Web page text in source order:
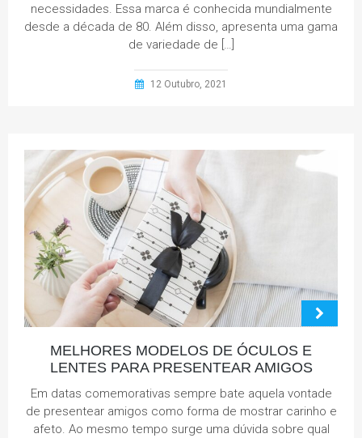
necessidades. Essa marca é conhecida mundialmente
desde a década de 80. Além disso, apresenta uma gama
de variedade de […]
12 Outubro, 2021
MELHORES MODELOS DE ÓCULOS E
LENTES PARA PRESENTEAR AMIGOS
Em datas comemorativas sempre bate aquela vontade
de presentear amigos como forma de mostrar carinho e
afeto. Ao mesmo tempo surge uma dúvida sobre qual